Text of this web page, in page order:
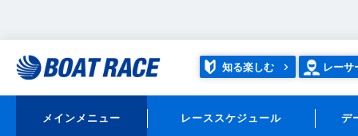
知る楽しむ レーサ
メインメニュー レーススケジュール デ